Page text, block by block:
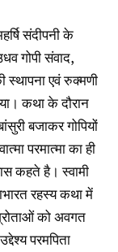
संदीपनी के
गोपी संवाद,
स्थापना एवं रुक्मणी
कथा के दौरान
बजाकर गोपियों
परमात्मा का ही
कहते है। स्वामी
रहस्य कथा में
को अवगत
परमपिता